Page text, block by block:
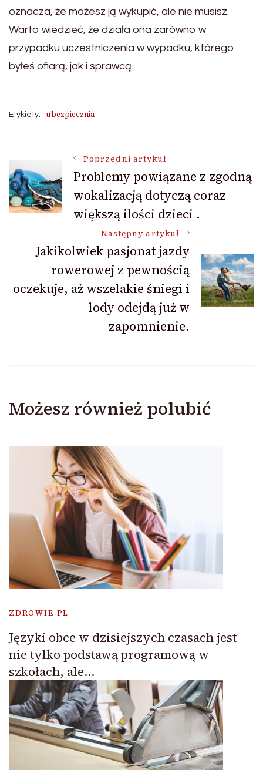
oznacza, że możesz ją wykupić, ale nie musisz.
Warto wiedzieć, że działa ona zarówno w
przypadku uczestniczenia w wypadku, którego
byłeś ofiarą, jak i sprawcą.
Etykiety: ubezpiecznia
Nawigacja
wpisu
Poprzedni artykuł
Problemy powiązane z zgodną
wokalizacją dotyczą coraz
większą ilości dzieci .
Następny artykuł
Jakikolwiek pasjonat jazdy
rowerowej z pewnością
oczekuje, aż wszelakie śniegi i
lody odejdą już w
zapomnienie.
Możesz również polubić
ZDROWIE.PL
Języki obce w dzisiejszych czasach jest
nie tylko podstawą programową w
szkołach, ale…